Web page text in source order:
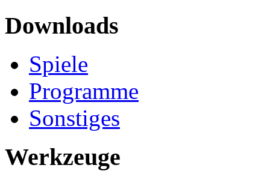
Downloads
Spiele
Programme
Sonstiges
Werkzeuge